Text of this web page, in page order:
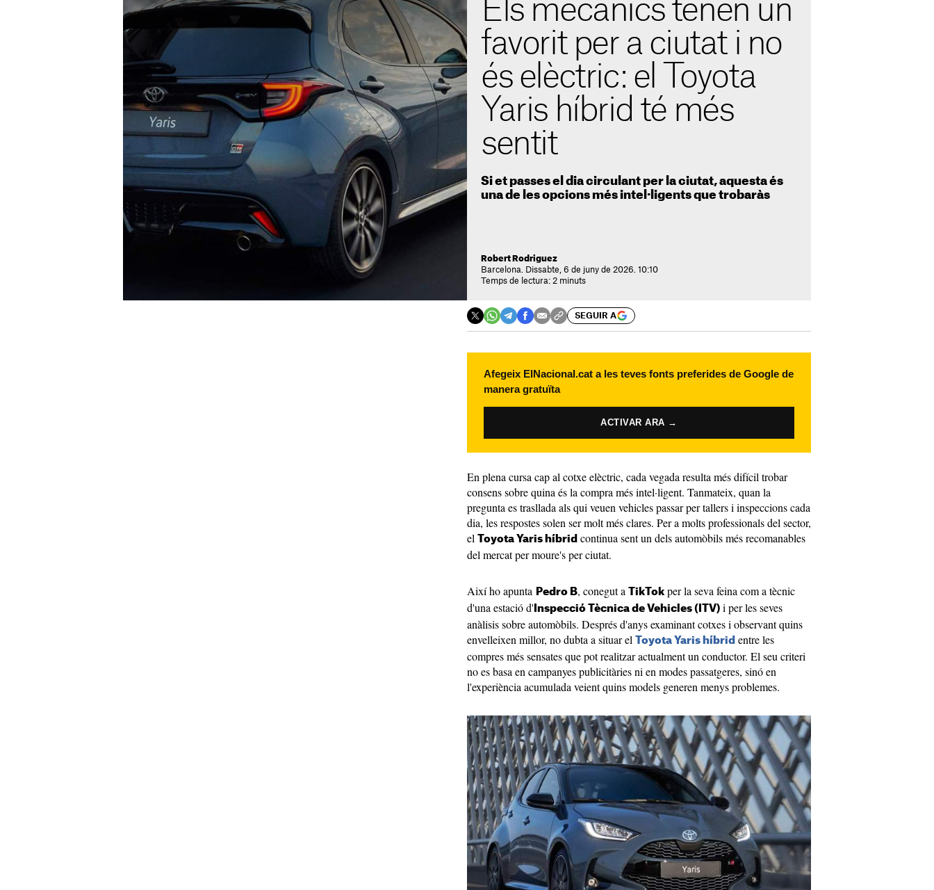
Els mecànics tenen un
favorit per a ciutat i no
és elèctric: el Toyota
Yaris híbrid té més
sentit
Si et passes el dia circulant per la ciutat, aquesta és
una de les opcions més intel·ligents que trobaràs
Robert Rodriguez
Barcelona. Dissabte, 6 de juny de 2026. 10:10
Temps de lectura: 2 minuts
SEGUIR A
Afegeix ElNacional.cat a les teves fonts preferides de Google de
manera gratuïta
ACTIVAR ARA →
En plena cursa cap al cotxe elèctric, cada vegada resulta més difícil trobar
consens sobre quina és la compra més intel·ligent. Tanmateix, quan la
pregunta es trasllada als qui veuen vehicles passar per tallers i inspeccions cada
dia, les respostes solen ser molt més clares. Per a molts professionals del sector,
el
Toyota Yaris híbrid continua sent un dels automòbils més recomanables
del mercat per moure's per ciutat.
Així ho apunta Pedro B, conegut a TikTok per la seva feina com a tècnic
d'una estació d' Inspecció Tècnica de Vehicles (ITV) i per les seves
anàlisis sobre automòbils. Després d'anys examinant cotxes i observant quins
envelleixen millor, no dubta a situar el
Toyota Yaris híbrid entre les
compres més sensates que pot realitzar actualment un conductor. El seu criteri
no es basa en campanyes publicitàries ni en modes passatgeres, sinó en
l'experiència acumulada veient quins models generen menys problemes.